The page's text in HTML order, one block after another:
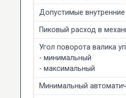
Допустимые
Пиковый расход в
Угол поворота валика
- минимальный
- максимальный
Минимальный